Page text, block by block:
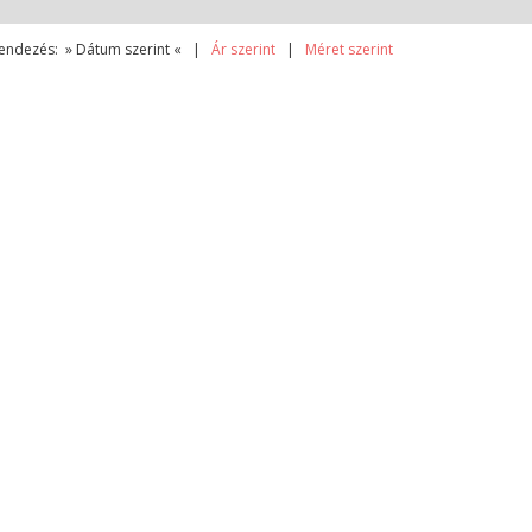
» Dátum szerint « | Ár szerint | Méret szerint